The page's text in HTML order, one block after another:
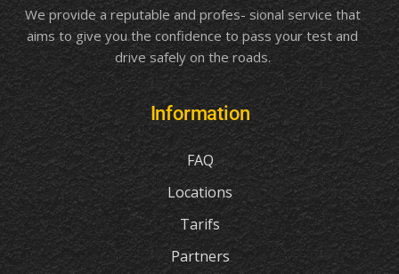
We provide a reputable and profes- sional service that
aims to give you the confidence to pass your test and
drive safely on the roads.
Information
FAQ
Locations
Tarifs
Partners